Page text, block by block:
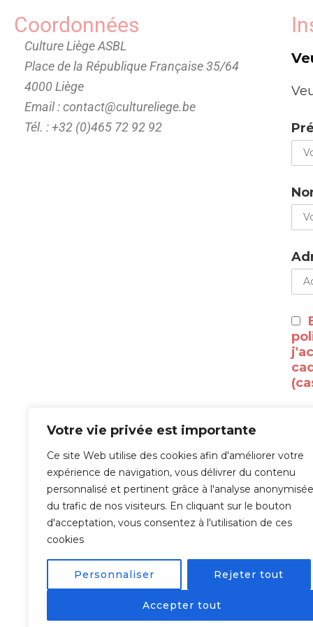
Votre vie privée est importante
Ce site Web utilise des cookies afin d'améliorer votre
expérience de navigation, vous délivrer du contenu
personnalisé et pertinent grâce à l'analyse anonymisée
du trafic de nos visiteurs. En cliquant sur le bouton
d'acceptation, vous consentez à l'utilisation de ces
cookies
Personnaliser Rejeter tout
Accepter tout
Coordonnées
Culture Liège ASBL
Place de la République Française 35/64
4000 Liège
Email : contact@cultureliege.be
Tél. : +32 (0)465 72 92 92
À